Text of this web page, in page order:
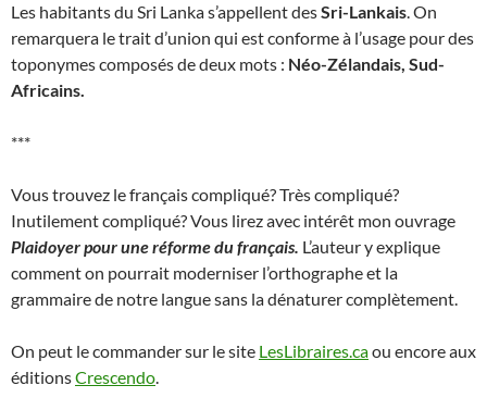
Les habitants du Sri Lanka s’appellent desSri-Lankais. On
remarquera le trait d’union qui est conforme à l’usage pour des
toponymes composés de deux mots : Néo-Zélandais, Sud-
Africains.
***
Vous trouvez le français compliqué? Très compliqué?
Inutilement compliqué? Vous lirez avec intérêt mon ouvrage
Plaidoyer pour une réforme du français. L’auteur y explique
comment on pourrait moderniser l’orthographe et la
grammaire de notre langue sans la dénaturer complètement.
On peut le commander sur le site LesLibraires.caou encore aux
éditionsCrescendo.